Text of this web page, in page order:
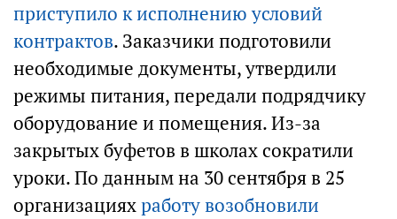
приступило к исполнению условий
контрактов. Заказчики подготовили
необходимые документы, утвердили
режимы питания, передали подрядчику
оборудование и помещения. Из-за
закрытых буфетов в школах сократили
уроки. По данным на 30 сентября в 25
организацияхработу возобновили